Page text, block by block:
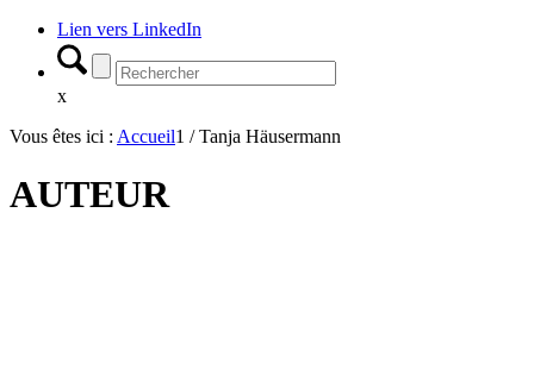
Lien vers LinkedIn
x
Vous êtes ici : Accueil1 / Tanja Häusermann
AUTEUR